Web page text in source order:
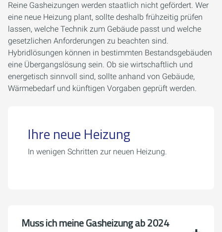
Reine Gasheizungen werden staatlich nicht gefördert. Wer
eine neue Heizung plant, sollte deshalb frühzeitig prüfen
lassen, welche Technik zum Gebäude passt und welche
gesetzlichen Anforderungen zu beachten sind.
Hybridlösungen können in bestimmten Bestandsgebäuden
eine Übergangslösung sein. Ob sie wirtschaftlich und
energetisch sinnvoll sind, sollte anhand von Gebäude,
Wärmebedarf und künftigen Vorgaben geprüft werden.
Ihre neue Heizung
In wenigen Schritten zur neuen Heizung.
Muss ich meine Gasheizung ab 2024